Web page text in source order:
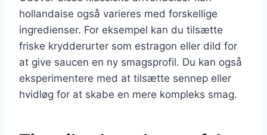
hollandaise også varieres med forskellige
ingredienser. For eksempel kan du tilsætte
friske krydderurter som estragon eller dild for
at give saucen en ny smagsprofil. Du kan også
eksperimentere med at tilsætte sennep eller
hvidløg for at skabe en mere kompleks smag.